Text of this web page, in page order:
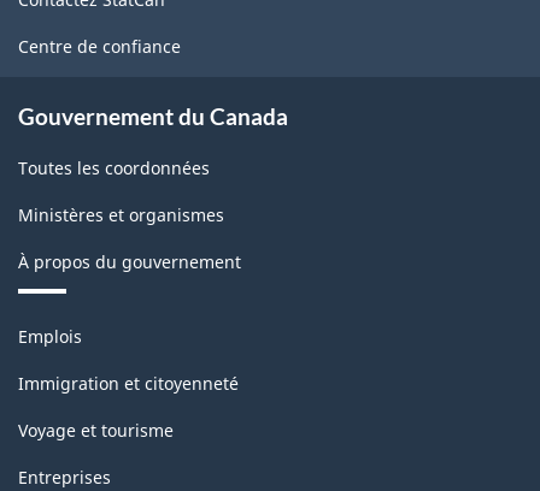
ce
site
Centre de confiance
Gouvernement du Canada
Toutes les coordonnées
Ministères et organismes
À propos du gouvernement
Thèmes
sujets
Emplois
Immigration et citoyenneté
Voyage et tourisme
Entreprises